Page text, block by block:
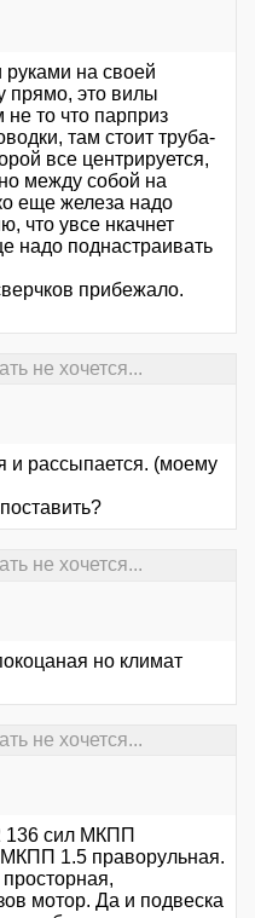
руками на своей
прямо, это вилы
не то что парприз
там стоит труба-
все центрируется,
между собой на
еще железа надо
что увсе нкачнет
надо поднастраивать
прибежало.
не хочется...
и рассыпается. (моему
не хочется...
но климат
не хочется...
136 сил МКПП
1.5 праворульная.
мотор. Да и подвеска